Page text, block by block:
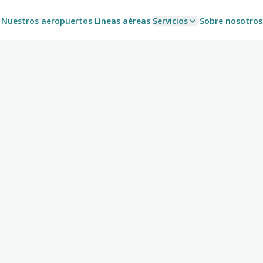
Nuestros aeropuertos Líneas aéreas Servicios Sobre nosotros